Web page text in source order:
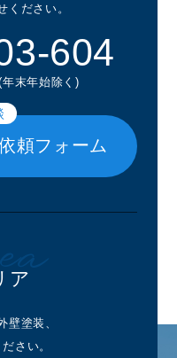
ください。
604
末年始除く)
頼フォーム
ア
壁塗装、
さい。